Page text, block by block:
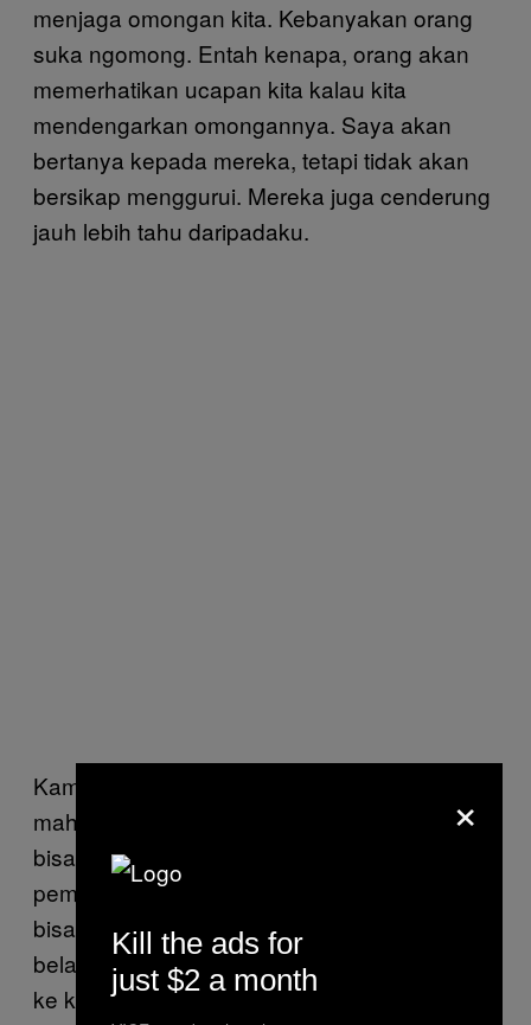
menjaga omongan kita. Kebanyakan orang
suka ngomong. Entah kenapa, orang akan
memerhatikan ucapan kita kalau kita
mendengarkan omongannya. Saya akan
bertanya kepada mereka, tetapi tidak akan
bersikap menggurui. Mereka juga cenderung
jauh lebih tahu daripadaku.
Kamu juga bisa belajar langsung dari
mahasiswa lain saat sedang di kelas; kamu
bisa mencatat bagaimana pendapat atau
pemahaman mereka akan suatu hal. Kamu
bisa cari tahu asal mereka, latar
belakangnya, atau apa yang mereka bawa
ke kelas. Selain itu, dosen bisa menceritakan
×
Kill the ads for
just $2 a month